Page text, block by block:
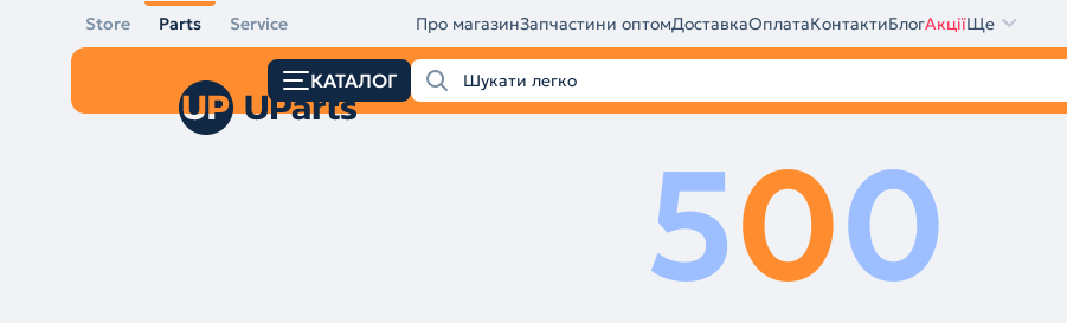
Store Parts Service Про магазинЗапчастини оптомДоставкаОплатаКонтактиБлогАкціїЩе
КАТАЛОГ
500